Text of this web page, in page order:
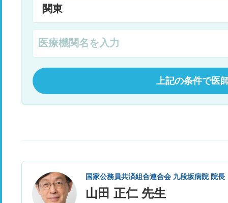
上記の条件で医
国家公務員共済組合連合会 九段坂病院 院長
山田 正仁 先生